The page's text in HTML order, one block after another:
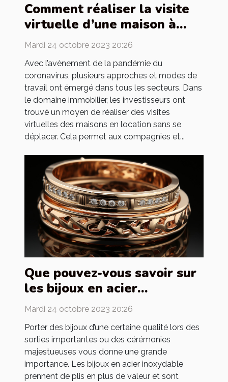
Comment réaliser la visite
virtuelle d’une maison à
louer ?
Mardi 24 octobre 2023 20:26
Avec l’avènement de la pandémie du
coronavirus, plusieurs approches et modes de
travail ont émergé dans tous les secteurs. Dans
le domaine immobilier, les investisseurs ont
trouvé un moyen de réaliser des visites
virtuelles des maisons en location sans se
déplacer. Cela permet aux compagnies et...
Que pouvez-vous savoir sur
les bijoux en acier
inoxydable ?
Mardi 24 octobre 2023 20:26
Porter des bijoux d’une certaine qualité lors des
sorties importantes ou des cérémonies
majestueuses vous donne une grande
importance. Les bijoux en acier inoxydable
prennent de plis en plus de valeur et sont